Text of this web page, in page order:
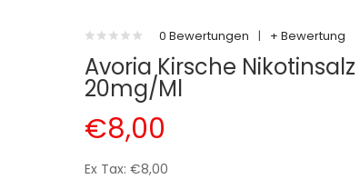
0 Bewertungen | + Bewertung
Avoria Kirsche
20mg/ml
€8,00
Ex Tax: €8,00